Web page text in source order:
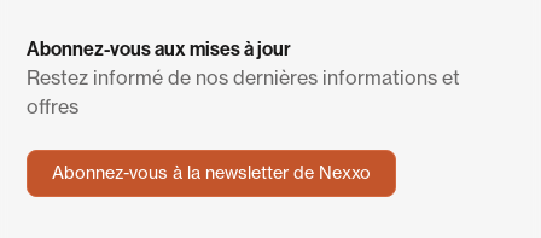
Abonnez-vous aux mises à jour
Restez informé de nos dernières informations et
offres
Abonnez-vous à la newsletter de Nexxo